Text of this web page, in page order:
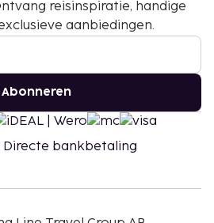
reisinspiratie, handige
aanbiedingen.
Abonneren